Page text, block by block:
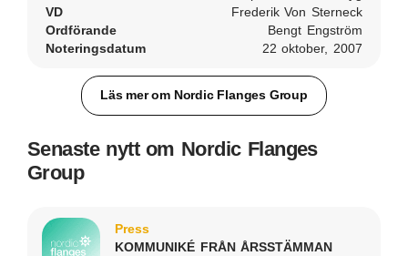
VD
Frederik Von Sterneck
Ordförande
Bengt Engström
Noteringsdatum
22 oktober, 2007
Läs mer om Nordic Flanges Group
Senaste nytt om Nordic Flanges
Group
Press
KOMMUNIKÉ FRÅN ÅRSSTÄMMAN